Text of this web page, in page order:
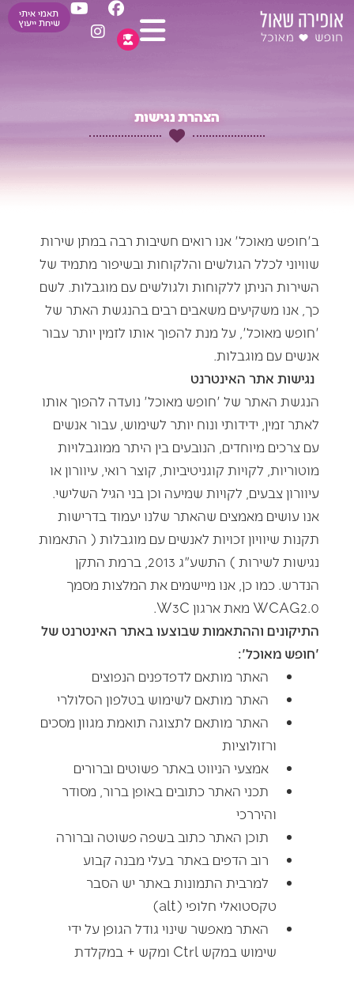
דילוג
לתוכן
F
c
Y
n
s
m
תאמי איתי
שיחת ייעוץ
הצהרת נגישות
ב'חופש מאוכל' אנו רואים חשיבות רבה במתן שירות
שוויוני לכלל הגולשים והלקוחות ובשיפור מתמיד של
השירות הניתן ללקוחות ולגולשים עם מוגבלות. לשם
כך, אנו משקיעים משאבים רבים בהנגשת האתר של
'חופש מאוכל', על מנת להפוך אותו לזמין יותר עבור
אנשים עם מוגבלות.
נגישות אתר האינטרנט
הנגשת האתר של 'חופש מאוכל' נועדה להפוך אותו
לאתר זמין, ידידותי ונוח יותר לשימוש, עבור אנשים
עם צרכים מיוחדים, הנובעים בין היתר ממוגבלויות
מוטוריות, לקויות קוגניטיביות, קוצר רואי, עיוורון או
עיוורון צבעים, לקויות שמיעה וכן בני הגיל השלישי.
אנו עושים מאמצים שהאתר שלנו יעמוד בדרישות
תקנות שיוויון זכויות לאנשים עם מוגבלות ( התאמות
נגישות לשירות ) התשע"ג 2013, ברמת התקן
הנדרש. כמו כן, אנו מיישמים את המלצות מסמך
WCAG2.0 מאת ארגון
התיקונים וההתאמות שבוצעו באתר האינטרנט של
'חופש מאוכל':
האתר מותאם לדפדפנים הנפוצים
האתר מותאם לשימוש בטלפון הסלולרי
האתר מותאם לתצוגה תואמת מגוון מסכים
ורזולוציות
אמצעי הניווט באתר פשוטים וברורים
תכני האתר כתובים באופן ברור, מסודר
והיררכי
תוכן האתר כתוב בשפה פשוטה וברורה
רוב הדפים באתר בעלי מבנה קבוע
למרבית התמונות באתר יש הסבר
טקסטואלי חלופי (alt)
האתר מאפשר שינוי גודל הגופן על ידי
שימוש במקש
ומקש + במקלדת